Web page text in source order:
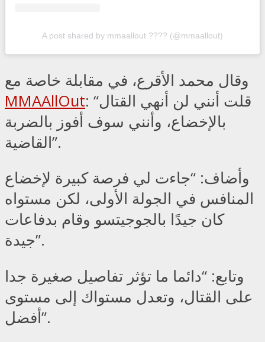
A post shared by mmaallout ???? (@mmaallout)
وقال محمد الأقرع، في مقابلة خاصة مع
MMAAllOut: “قلت أنني لن أنهي القتال
بالإخضاع، وأنني سوف أفوز بالضربة
القاضية”.
وأضاف: “جاءت لي فرصة كبيرة لإخضاع
المنافس في الجولة الأولى، لكن مستواه
كان جيدًا بالجوجيتسو وقام بدفاعات
جيدة”.
وتابع: “دائما ما تؤثر تفاصيل صغيرة جدا
على القتال، وتعدل مستواك إلى مستوى
أفضل”.